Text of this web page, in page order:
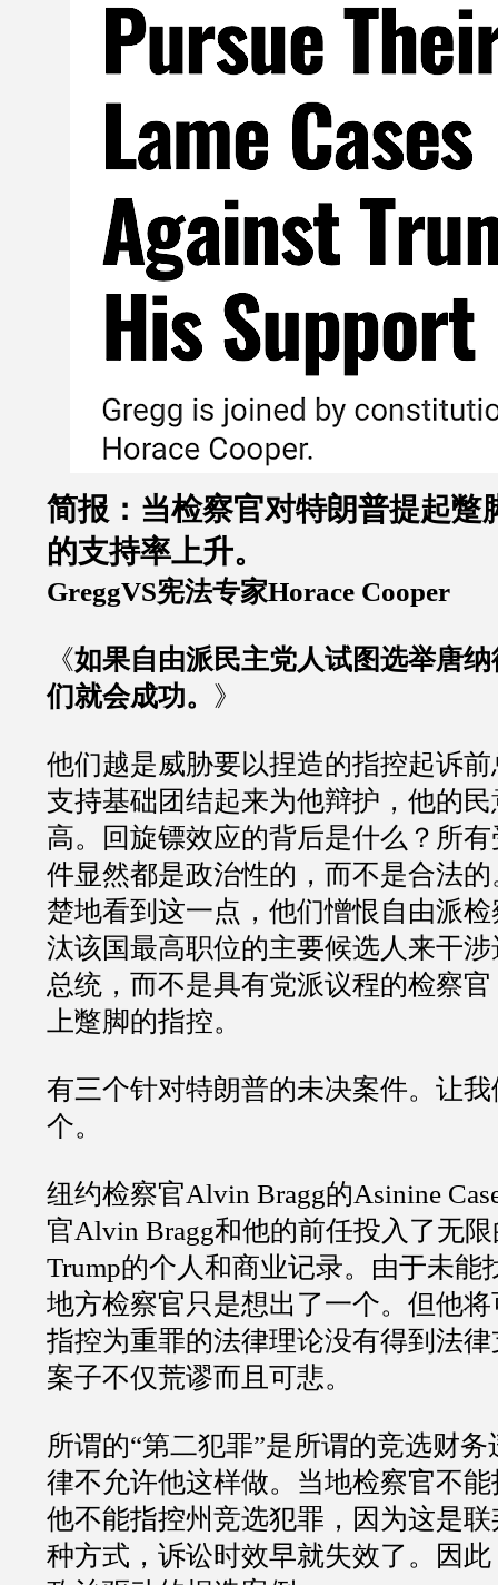
简报：当检察官对特朗普提起蹩
的支持率上升。
GreggVS宪法专家Horace Cooper
《如果自由派民主党人试图选举唐纳
们就会成功。 》
他们越是威胁要以捏造的指控起诉
支持基础团结起来为他辩护，他的
高。回旋镖效应的背后是什么？所
件显然都是政治性的，而不是合法
楚地看到这一点，他们憎恨自由派
汰该国最高职位的主要候选人来干
总统，而不是具有党派议程的检察
上蹩脚的指控。
有三个针对特朗普的未决案件。让
个。
纽约检察官Alvin Bragg的Asinine
官Alvin Bragg和他的前任投入了无
Trump的个人和商业记录。由于未能
地方检察官只是想出了一个。但他
指控为重罪的法律理论没有得到法
案子不仅荒谬而且可悲。
所谓的“第二犯罪”是所谓的竞选财
律不允许他这样做。当地检察官不
他不能指控州竞选犯罪，因为这是
种方式，诉讼时效早就失效了。因